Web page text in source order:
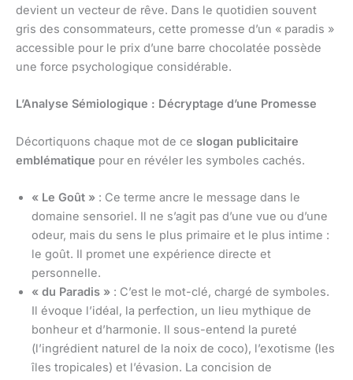
devient un vecteur de rêve. Dans le quotidien souvent
gris des consommateurs, cette promesse d’un « paradis »
accessible pour le prix d’une barre chocolatée possède
une force psychologique considérable.
L’Analyse Sémiologique : Décryptage d’une Promesse
Décortiquons chaque mot de ce slogan publicitaire
emblématique pour en révéler les symboles cachés.
« Le Goût » : Ce terme ancre le message dans le
domaine sensoriel. Il ne s’agit pas d’une vue ou d’une
odeur, mais du sens le plus primaire et le plus intime :
le goût. Il promet une expérience directe et
personnelle.
« du Paradis » : C’est le mot-clé, chargé de symboles.
Il évoque l’idéal, la perfection, un lieu mythique de
bonheur et d’harmonie. Il sous-entend la pureté
(l’ingrédient naturel de la noix de coco), l’exotisme (les
îles tropicales) et l’évasion. La concision de